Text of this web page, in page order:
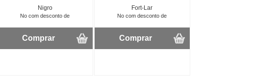
Nigro
No com desconto de
Comprar
Fort-Lar
No com desconto de
Comprar